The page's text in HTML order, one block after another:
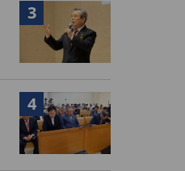
3
4